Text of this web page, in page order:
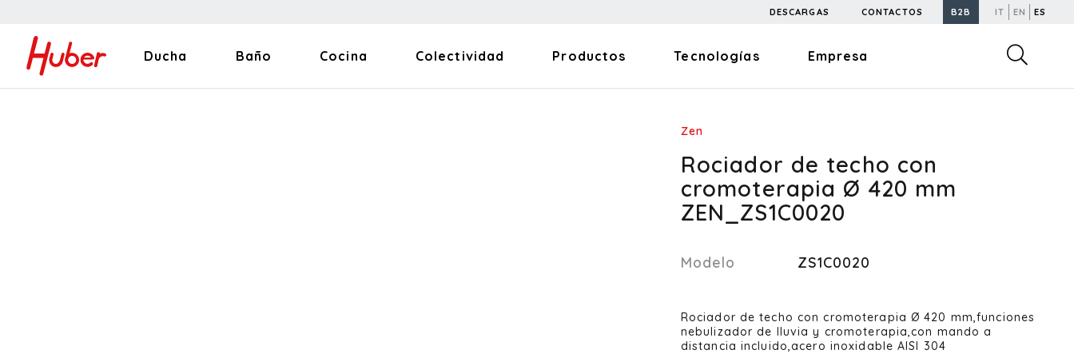
DESCARGAS CONTACTOS B2B IT EN ES
Ducha Baño Cocina Colectividad Productos Tecnologías Empresa
Zen
Rociador de techo con
cromoterapia Ø 420 mm
ZEN_ZS1C0020
Modelo ZS1C0020
Rociador de techo con cromoterapia Ø 420 mm,funciones
nebulizador de lluvia y cromoterapia,con mando a
distancia incluido,acero inoxidable AISI 304